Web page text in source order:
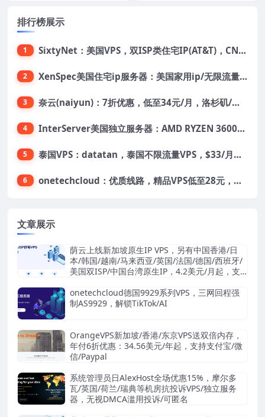
排行榜展示
1 SixtyNet：美国VPS，双ISP类住宅IP(AT&T)，CN2 GIA网络，超高DDoS防御，$14/月，2G内存/2核/40gSSD/5T流量/10Gbps带宽
2 XenSpec美国住宅ip服务器：美国家用ip/无限流量/10Gbps独享带宽/449美元/月起，支持支付宝
3 奈云(naiyun)：7折优惠，低至34元/月，洛杉矶/香港机房，三网CN2 GIA/CUII/高防保护，解锁Chatgpt/Tiktok
4 InterServer美国独立服务器：AMD RYZEN 3600X处理器，75美元/月，送40美元
5 泰国VPS：datatan，泰国不限流量VPS，$33/月，4G内存/3核/60gSSD
6 onetechcloud：优质线路，精品VPS低至28元，美国三网原生CN2 GIA（高防可选）、香港CN2、韩国CN2
文章展示
荫云上线新加坡原生IP VPS，另有中国香港/日
本/韩国/越南/马来西亚/英国/法国/德国/西班牙/
美国双ISP/中国台湾原生IP，4.2美元/月起，支
onetechcloud德国9929系列VPS，三网回程强
制AS9929，解锁TikTok/AI
OrangeVPS新加坡/香港/东京VPS送双倍内存，
年付6折优惠：34.56美元/年起，支持支付宝/微
信/Paypal
系统管理员日AlexHost全场优惠15%，摩尔多
瓦/英国/荷兰/瑞典等机房抗投诉VPS/独立服务
器，无视DMCA滥用投诉/可匿名